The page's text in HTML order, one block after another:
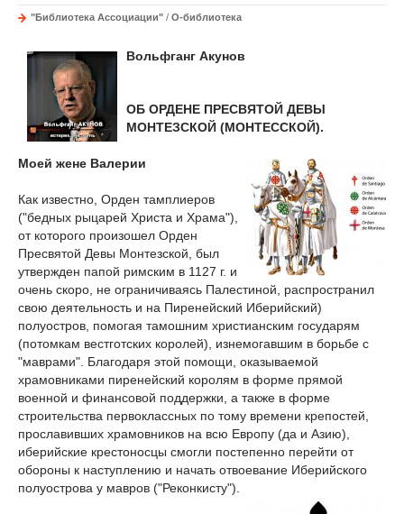
"Библиотека Ассоциации" / О-библиотека
Вольфганг Акунов
ОБ ОРДЕНЕ ПРЕСВЯТОЙ ДЕВЫ
МОНТЕЗСКОЙ (МОНТЕССКОЙ).
Моей жене Валерии
Как известно, Орден тамплиеров
("бедных рыцарей Христа и Храма"),
от которого произошел Орден
Пресвятой Девы Монтезской, был
утвержден папой римским в 1127 г. и
очень скоро, не ограничиваясь Палестиной, распространил
свою деятельность и на Пиренейский Иберийский)
полуостров, помогая тамошним христианским государям
(потомкам вестготских королей), изнемогавшим в борьбе с
"маврами". Благодаря этой помощи, оказываемой
храмовниками пиренейский королям в форме прямой
военной и финансовой поддержки, а также в форме
строительства первоклассных по тому времени крепостей,
прославивших храмовников на всю Европу (да и Азию),
иберийские крестоносцы смогли постепенно перейти от
обороны к наступлению и начать отвоевание Иберийского
полуострова у мавров ("Реконкисту").